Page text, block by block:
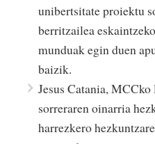
unibertsitate proiektu
berritzailea
munduak egin duen
baizik.
Jesus Catania, MCCko
sorreraren oinarria
harrezkero